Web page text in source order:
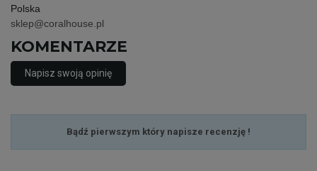
Polska
sklep@coralhouse.pl
KOMENTARZE
Napisz swoją opinię
Bądź pierwszym który napisze recenzję !